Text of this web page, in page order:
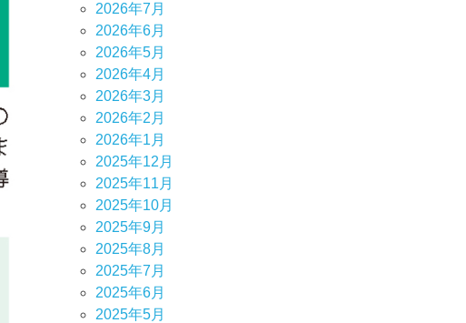
2026年7月
2026年6月
2026年5月
2026年4月
2026年3月
2026年2月
2026年1月
2025年12月
2025年11月
2025年10月
2025年9月
2025年8月
2025年7月
2025年6月
2025年5月